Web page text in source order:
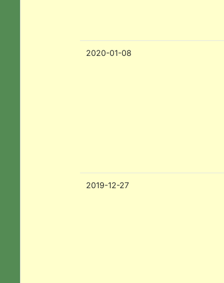
2020-01-08
2019-12-27